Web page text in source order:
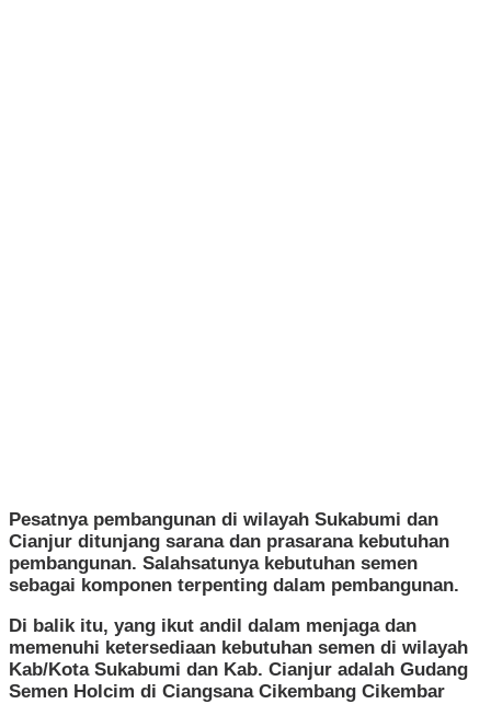
Pesatnya pembangunan di wilayah Sukabumi dan
Cianjur ditunjang sarana dan prasarana kebutuhan
pembangunan. Salahsatunya kebutuhan semen
sebagai komponen terpenting dalam pembangunan.
Di balik itu, yang ikut andil dalam menjaga dan
memenuhi ketersediaan kebutuhan semen di wilayah
Kab/Kota Sukabumi dan Kab. Cianjur adalah Gudang
Semen Holcim di Ciangsana Cikembang Cikembar